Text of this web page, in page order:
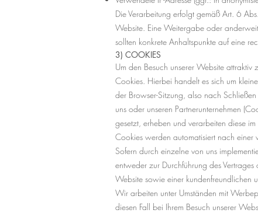
Die Verarbeitung erfolgt gemäß Art. 6
Website. Eine Weitergabe oder
sollten konkrete Anhaltspunkte auf eine
3) COOKIES
Um den Besuch unserer Website
Cookies. Hierbei handelt es sich um
der Browser-Sitzung, also nach
uns oder unseren Partnerunternehmen
gesetzt, erheben und verarbeiten diese
Cookies werden automatisiert nach
Sofern durch einzelne von uns
entweder zur Durchführung des
Website sowie einer kundenfreundlichen
Wir arbeiten unter Umständen mit
diesen Fall bei Ihrem Besuch unserer